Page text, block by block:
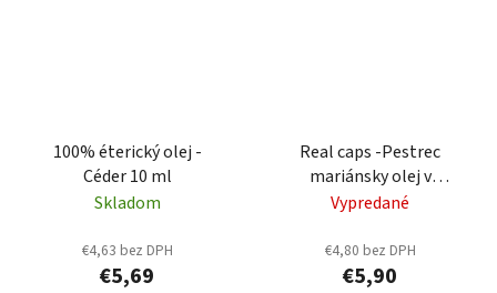
100% éterický olej -
Céder 10 ml
Skladom
€4,63 bez DPH
€5,69
Real caps -Pestrec
mariánsky olej v
kapsuliach 200kaps.
Vypredané
€4,80 bez DPH
€5,90